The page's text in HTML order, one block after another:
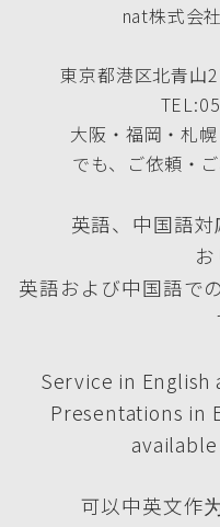
nat株式会
東京都港区北青山
大阪・福岡・札
でも、ご依頼・
英語、中国語
お
英語および中国語で
Service in English
Presentations in
可以中英文作